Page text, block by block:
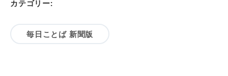
カテゴリー:
毎日ことば 新聞版